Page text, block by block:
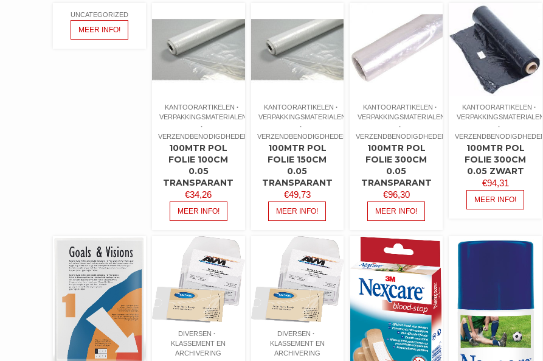
UNCATEGORIZED
MEER INFO!
KANTOORARTIKELEN
VERPAKKINGSMATERIALEN
VERZENDBENODIGDHEDEN
100MTR POL
FOLIE 100CM
0.05
TRANSPARANT
€34,26
MEER INFO!
KANTOORARTIKELEN
VERPAKKINGSMATERIALEN
VERZENDBENODIGDHEDEN
100MTR POL
FOLIE 150CM
0.05
TRANSPARANT
€49,73
MEER INFO!
KANTOORARTIKELEN
VERPAKKINGSMATERIALEN
VERZENDBENODIGDHEDEN
100MTR POL
FOLIE 300CM
0.05
TRANSPARANT
€96,30
MEER INFO!
KANTOORARTIKELEN
VERPAKKINGSMATERIALEN
VERZENDBENODIGDHEDEN
100MTR POL
FOLIE 300CM
0.05 ZWART
€94,31
MEER INFO!
DIVERSEN
KLASSEMENT EN
ARCHIVERING
DIVERSEN
KLASSEMENT EN
ARCHIVERING